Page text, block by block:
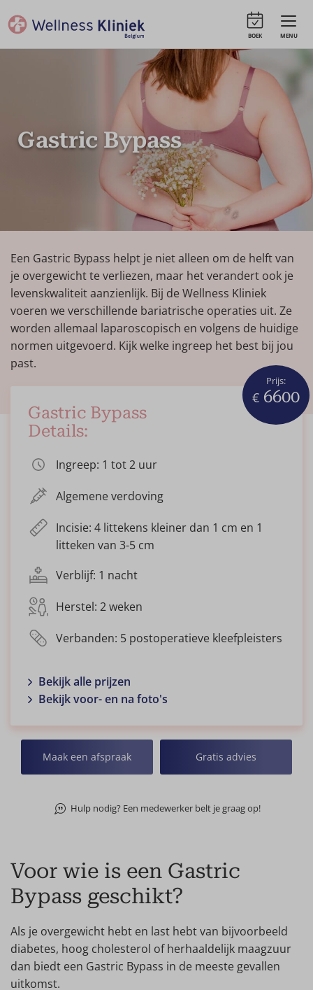
MENU
BOEK
Gastric Bypass
Een Gastric Bypass helpt je niet alleen om de helft van
je overgewicht te verliezen, maar het verandert ook je
levenskwaliteit aanzienlijk. Bij de Wellness Kliniek
voeren we verschillende bariatrische operaties uit. Ze
worden allemaal laparoscopisch en volgens de huidige
normen uitgevoerd. Kijk welke ingreep het best bij jou
past.
Prijs:
€ 6600
Gastric Bypass
Details:
Ingreep: 1 tot 2 uur
Algemene verdoving
Incisie: 4 littekens kleiner dan 1 cm en 1
litteken van 3-5 cm
Verblijf: 1 nacht
Herstel: 2 weken
Verbanden: 5 postoperatieve kleefpleisters
Bekijk alle prijzen
Bekijk voor- en na foto's
Maak een afspraak Gratis advies
Hulp nodig? Een medewerker belt je graag op!
Voor wie is een Gastric
Bypass geschikt?
Als je overgewicht hebt en last hebt van bijvoorbeeld
diabetes, hoog cholesterol of herhaaldelijk maagzuur
dan biedt een Gastric Bypass in de meeste gevallen
uitkomst.